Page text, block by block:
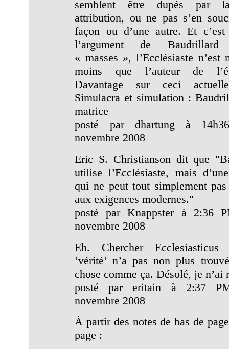
semblent être dupés par
attribution, ou ne pas s’en
façon ou d’une autre. Et c’est
l’argument de
« masses », l’Ecclésiaste
moins que l’auteur de
Davantage sur ceci
Simulacra et simulation :
matrice
posté par dhartung à
novembre 2008
Eric S. Christianson dit que
utilise l’Ecclésiaste, mais
qui ne peut tout simplement pas
aux exigences modernes."
posté par Knappster à 2:36
novembre 2008
Eh. Chercher
’vérité’ n’a pas non plus
chose comme ça. Désolé, je n’ai
posté par eritain à 2:37
novembre 2008
À partir des notes de bas de
page :